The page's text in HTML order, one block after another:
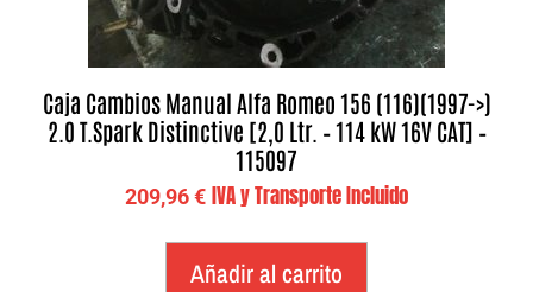
Caja Cambios Manual Alfa Romeo 156 (116)(1997->)
2.0 T.Spark Distinctive [2,0 Ltr. – 114 kW 16V CAT] –
115097
209,96€ IVA y Transporte Incluido
Añadir al carrito